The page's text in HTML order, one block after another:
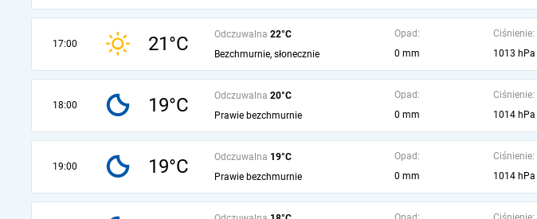
17:00 21°C Odczuwalna 22°C
Bezchmurnie, słonecznie
Opad:
0 mm
Ciśnienie:
1013 hPa
18:00 19°C Odczuwalna 20°C
Prawie bezchmurnie
Opad:
0 mm
Ciśnienie:
1014 hPa
19:00 19°C Odczuwalna 19°C
Prawie bezchmurnie
Opad:
0 mm
Ciśnienie:
1014 hPa